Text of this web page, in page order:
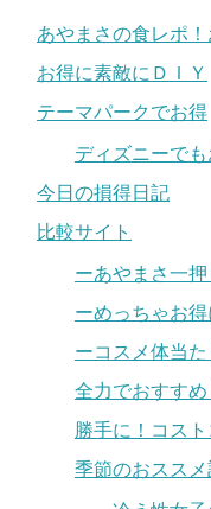
あやまさの食レポ
お得に素敵にＤＩＹ
テーマパークでお得
ディズニーでも
今日の損得日記
比較サイト
ーあやまさ一
ーめっちゃお得
ーコスメ体当
全力でおすす
勝手に！コス
季節のおスス